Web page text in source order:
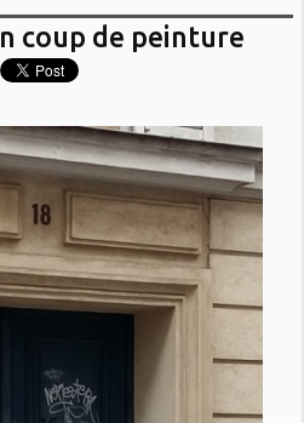
coup de peinture